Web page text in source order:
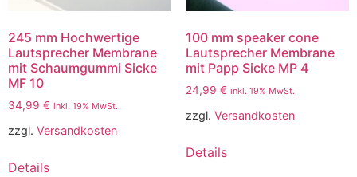
245 mm Hochwertige
Lautsprecher Membrane
mit Schaumgummi Sicke
MF 10
34,99 € inkl. 19% MwSt.
zzgl. Versandkosten
Details
100 mm speaker cone
Lautsprecher Membrane
mit Papp Sicke MP 4
24,99 € inkl. 19% MwSt.
zzgl. Versandkosten
Details